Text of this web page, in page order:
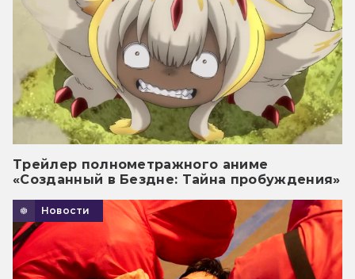
Трейлер полнометражного аниме
«Созданный в Бездне: Тайна пробуждения»
Новости